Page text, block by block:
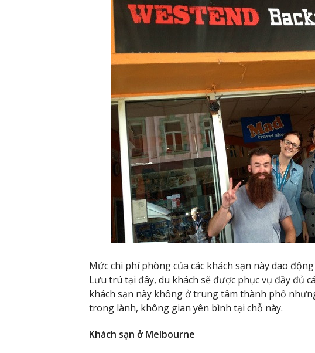
Mức chi phí phòng của các khách sạn này dao
Lưu trú tại đây, du khách sẽ được phục vụ đầy đủ
khách sạn này không ở trung tâm thành phố
trong lành, không gian yên bình tại chỗ này.
Khách sạn ở Melbourne